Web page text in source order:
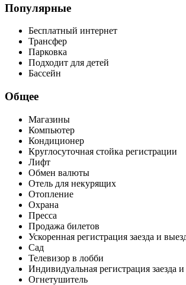
Популярные
Бесплатный интернет
Трансфер
Парковка
Подходит для детей
Бассейн
Общее
Магазины
Компьютер
Кондиционер
Круглосуточная стойка регистрации
Лифт
Обмен валюты
Отель для некурящих
Отопление
Охрана
Пресса
Продажа билетов
Ускоренная регистрация заезда и
Сад
Телевизор в лобби
Индивидуальная регистрация заезда и
Огнетушитель